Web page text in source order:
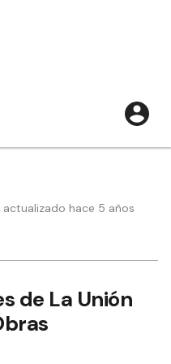
hace 5 años
de La Unión